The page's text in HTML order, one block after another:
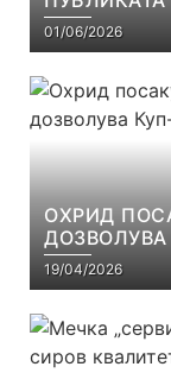
РЕАЛНОСТ
01/06/2026
ОХРИД
ОД СКОПЈЕ
19/04/2026